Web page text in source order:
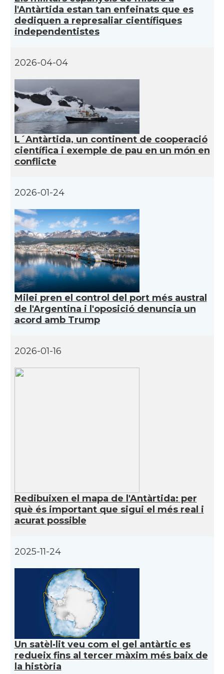
l'Antàrtida estan tan enfeinats que es
dediquen a represaliar científiques
independentistes
2026-04-04
L´Antàrtida, un continent de cooperació
científica i exemple de pau en un món en
conflicte
2026-01-24
Milei pren el control del port més austral
de l'Argentina i l'oposició denuncia un
acord amb Trump
2026-01-16
Redibuixen el mapa de l'Antàrtida: per
què és important que sigui el més real i
acurat possible
2025-11-24
Un satèl·lit veu com el gel antàrtic es
redueix fins al tercer màxim més baix de
la història